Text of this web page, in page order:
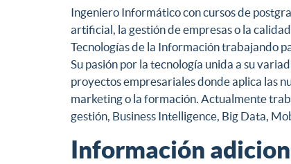
Ingeniero Informático con cursos de
artificial, la gestión de empresas o la
Tecnologías de la Información trabajando
Su pasión por la tecnología unida a su
proyectos empresariales donde aplica las
marketing o la formación. Actualmente
gestión, Business Intelligence, Big Data,
Información